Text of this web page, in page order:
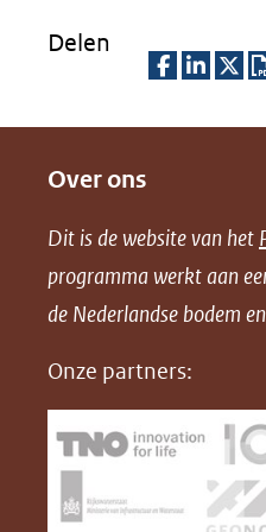
Delen
n
o
p
c
e
n
o
p
n
n
o
p
in
l
o
a
D
F
Over ons
Dit is de website van het
programma werkt aan
de Nederlandse bodem
Onze partners: